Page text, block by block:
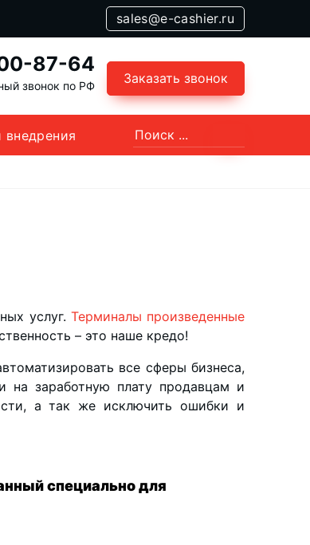
sales@e-cashier.ru
87-64
звонок по РФ Заказать звонок
услуг. Терминалы произведенные
– это наше кредо!
все сферы бизнеса,
на заработную плату продавцам и
а так же исключить ошибки и
специально для